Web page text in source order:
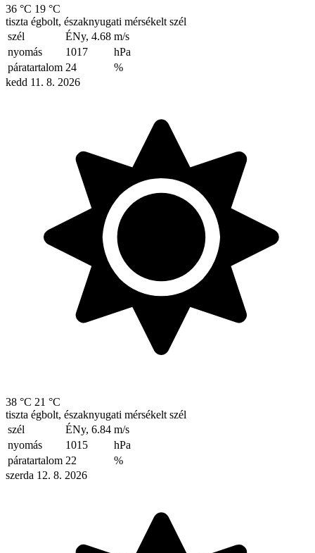
36 °C 19 °C
tiszta égbolt, északnyugati mérsékelt szél
szél
ÉNy, 4.68 m/s
nyomás
1017
hPa
páratartalom 24
%
kedd 11. 8. 2026
38 °C 21 °C
tiszta égbolt, északnyugati mérsékelt szél
szél
ÉNy, 6.84 m/s
nyomás
1015
hPa
páratartalom 22
%
szerda 12. 8. 2026